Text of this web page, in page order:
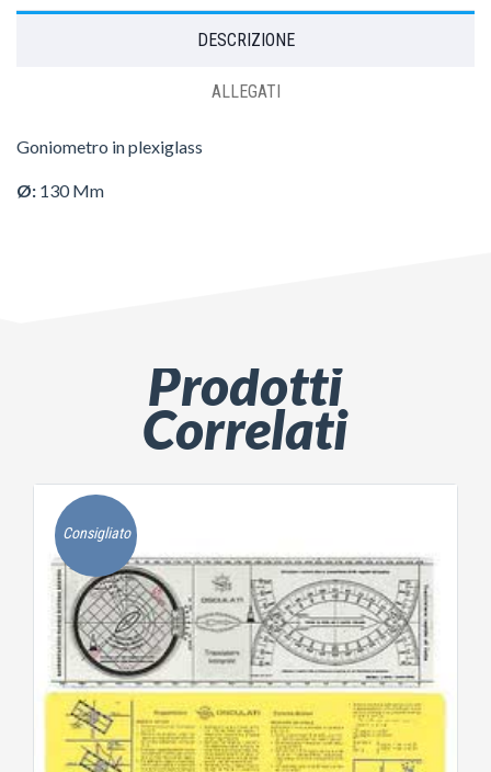
DESCRIZIONE
ALLEGATI
Goniometro in plexiglass
Ø: 130 Mm
Prodotti
Correlati
Consigliato